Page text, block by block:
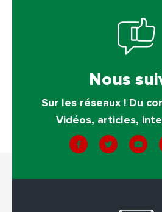
Nous
Sur les réseaux ! Du
Vidéos, articles,